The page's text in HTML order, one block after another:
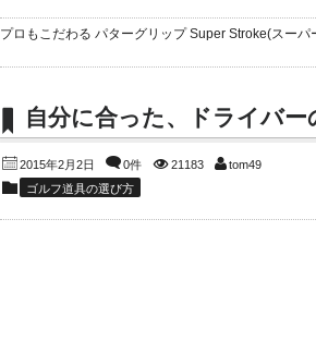
プロもこだわる パターグリップ Super Stroke(スーパ
自分に合った、ドライバー
2015年2月2日 0件 21183 tom49
ゴルフ道具の選び方